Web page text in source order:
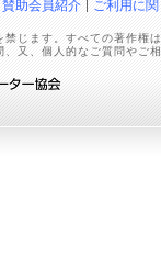
賛助会員紹介 ご利用に
じます。すべての著作権
又、個人的なご質問やご